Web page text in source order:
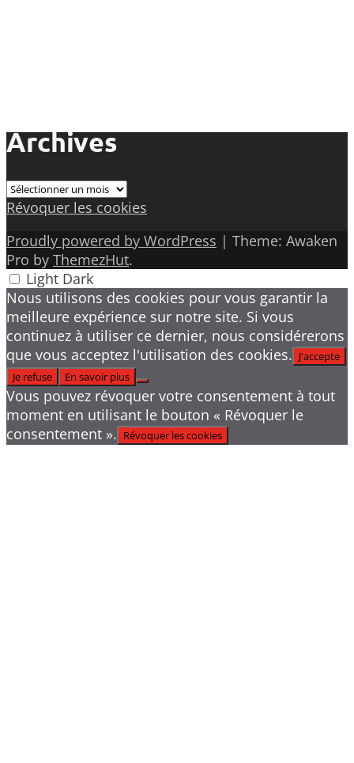
Archives
Archives
Révoquer les cookies
Proudly powered by WordPress | Theme: Awaken
Pro by ThemezHut.
Light Dark
Nous utilisons des cookies pour vous garantir la
meilleure expérience sur notre site. Si vous
continuez à utiliser ce dernier, nous considérerons
que vous acceptez l'utilisation des cookies. J'accepte
Je refuse
En savoir plus
Vous pouvez révoquer votre consentement à tout
moment en utilisant le bouton « Révoquer le
consentement ». Révoquer les cookies